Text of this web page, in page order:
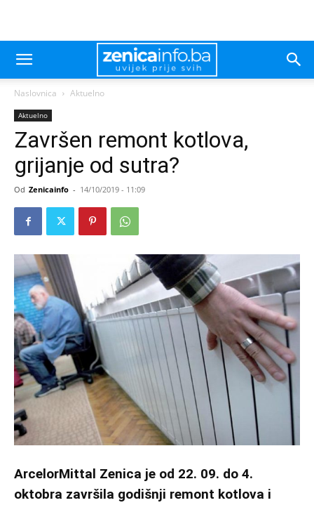
Naslovnica Aktuelno
Aktuelno
Završen remont kotlova,
grijanje od sutra?
Od Zenicainfo - 14/10/2019 - 11:09
ArcelorMittal Zenica je od 22. 09. do 4.
oktobra završila godišnji remont kotlova i